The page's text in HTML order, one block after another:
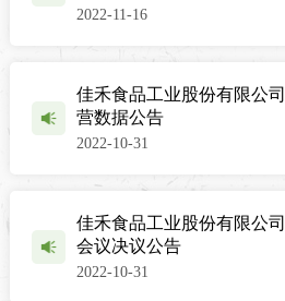
2022-11-16
佳禾食品工业股份有限公
营数据公告
2022-10-31
佳禾食品工业股份有限公
会议决议公告
2022-10-31